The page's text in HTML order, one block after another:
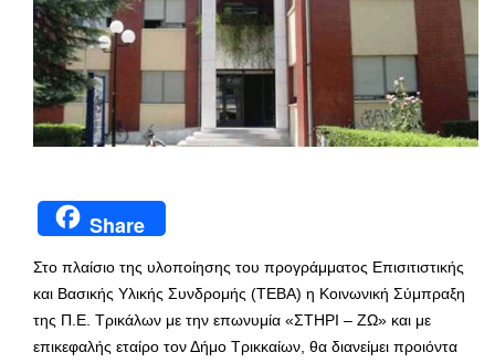
Share
Στο πλαίσιο της υλοποίησης του προγράμματος Επισιτιστικής
και Βασικής Υλικής Συνδρομής (ΤΕΒΑ) η Κοινωνική Σύμπραξη
της Π.Ε. Τρικάλων με την επωνυμία «ΣΤΗΡΙ – ΖΩ» και με
επικεφαλής εταίρο τον Δήμο Τρικκαίων, θα διανείμει προιόντα